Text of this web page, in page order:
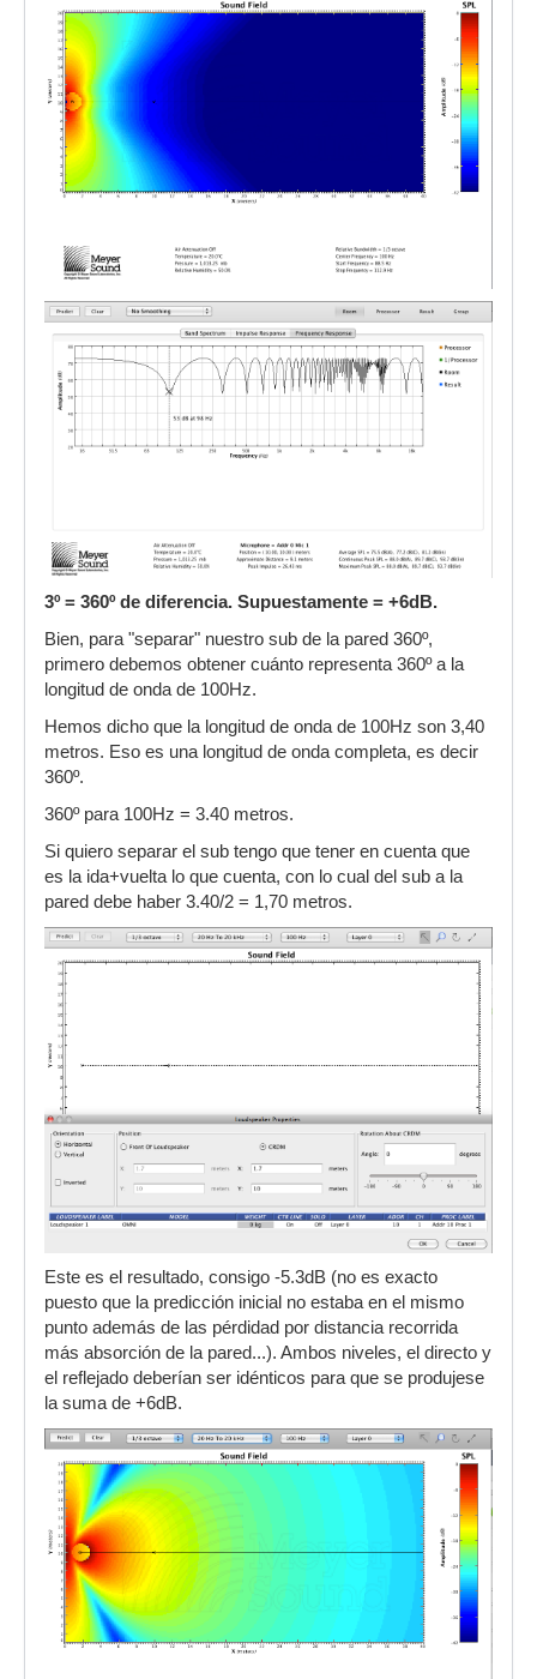
3º = 360º de diferencia. Supuestamente = +6dB.
Bien, para "separar" nuestro sub de la pared 360º,
primero debemos obtener cuánto representa 360º a la
longitud de onda de 100Hz.
Hemos dicho que la longitud de onda de 100Hz son 3,40
metros. Eso es una longitud de onda completa, es decir
360º.
360º para 100Hz = 3.40 metros.
Si quiero separar el sub tengo que tener en cuenta que
es la ida+vuelta lo que cuenta, con lo cual del sub a la
pared debe haber 3.40/2 = 1,70 metros.
Este es el resultado, consigo -5.3dB (no es exacto
puesto que la predicción inicial no estaba en el mismo
punto además de las pérdidad por distancia recorrida
más absorción de la pared...). Ambos niveles, el directo y
el reflejado deberían ser idénticos para que se produjese
la suma de +6dB.